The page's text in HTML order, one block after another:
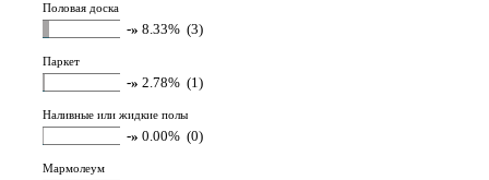
Половая доска
-» 8.33% (3)
Паркет
-» 2.78% (1)
Наливные или жидкие полы
-» 0.00% (0)
Мармолеум